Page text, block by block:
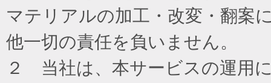
マテリアルの加工・改変・翻案
他一切の責任を負いません。
２ 当社は、本サービスの運用